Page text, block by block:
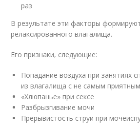
раз
В результате эти факторы
релаксированного влагалища.
Его признаки, следующие:
Попадание воздуха при занятиях
из влагалища с не самым
«Хлюпанье» при сексе
Разбрызгивание мочи
Прерывистость струи при